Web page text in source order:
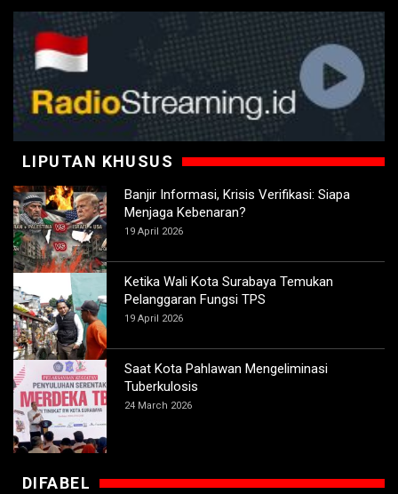
LIPUTAN KHUSUS
Banjir Informasi, Krisis Verifikasi: Siapa
Menjaga Kebenaran?
19 April 2026
Ketika Wali Kota Surabaya Temukan
Pelanggaran Fungsi TPS
19 April 2026
Saat Kota Pahlawan Mengeliminasi
Tuberkulosis
24 March 2026
DIFABEL